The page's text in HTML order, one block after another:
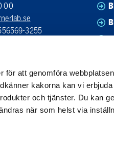
att genomföra
kakorna kan vi
och tjänster. Du kan
när som helst via
00
3255